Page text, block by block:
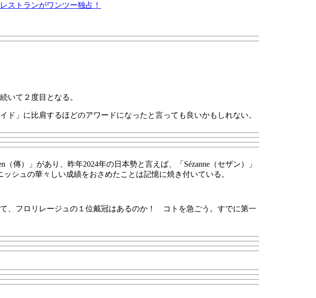
ストランがワンツー独占！
いて２度目となる。
」に比肩するほどのアワードになったと言っても良いかもしれない。
傳）」があり、昨年2024年の日本勢と言えば、「Sézanne（セザン）」
シュの華々しい成績をおさめたことは記憶に焼き付いている。
、フロリレージュの１位戴冠はあるのか！ コトを急ごう。すでに第一